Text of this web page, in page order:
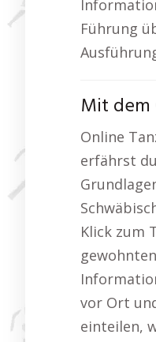
Führung
Mit dem
Online
erfährst
Klick zum
vor Ort
einteilen,